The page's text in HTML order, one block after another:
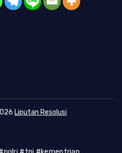
Liputan Resolusi